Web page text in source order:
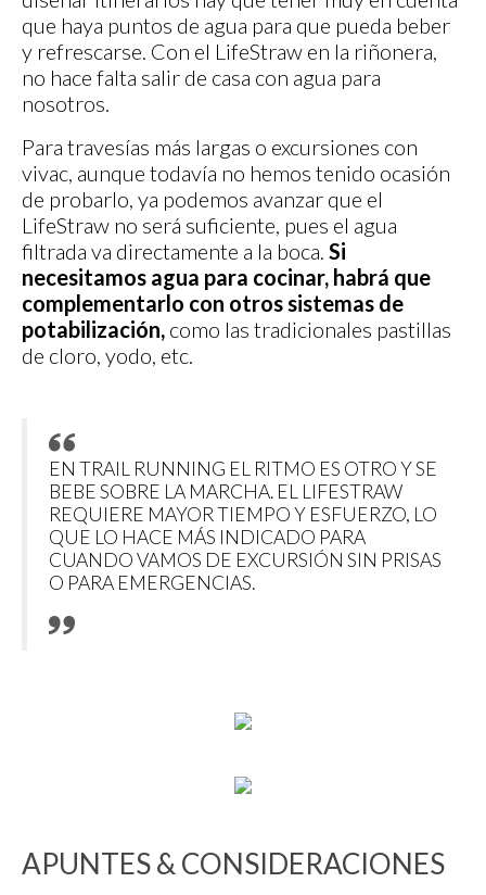
que haya puntos de agua para que pueda beber
y refrescarse. Con el LifeStraw en la riñonera,
no hace falta salir de casa con agua para
nosotros.
Para travesías más largas o excursiones con
vivac, aunque todavía no hemos tenido ocasión
de probarlo, ya podemos avanzar que el
LifeStraw no será suficiente, pues el agua
filtrada va directamente a la boca. Si
necesitamos agua para cocinar, habrá que
complementarlo con otros sistemas de
potabilización, como las tradicionales pastillas
de cloro, yodo, etc.
EN TRAIL RUNNING EL RITMO ES OTRO Y SE
BEBE SOBRE LA MARCHA. EL LIFESTRAW
REQUIERE MAYOR TIEMPO Y ESFUERZO, LO
QUE LO HACE MÁS INDICADO PARA
CUANDO VAMOS DE EXCURSIÓN SIN PRISAS
O PARA EMERGENCIAS.
APUNTES & CONSIDERACIONES